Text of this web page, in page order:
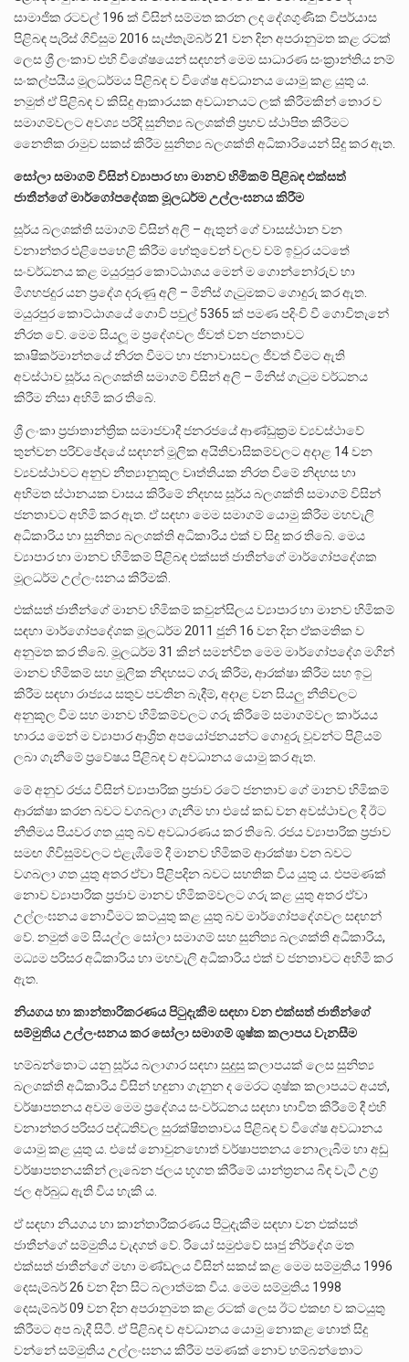
සාමාජික රටවල් 196 ක් විසින් සම්මත කරන ලද දේශගුණික විපර්යාස
පිළිබඳ පැරිස් ගිවිසුම 2016 සැප්තැම්බර් 21 වන දින අපරානුමත කළ රටක්
ලෙස ශ්‍රී ලංකාව එහි විශේෂයෙන් සඳහන් මෙම සාධාරණ සංක්‍රාන්තිය නම්
සංකල්පයීය මූලධර්මය පිළිබඳ ව විශේෂ අවධානය යොමු කළ යුතු ය.
නමුත් ඒ පිළිබඳ ව කිසිදු ආකාරයක අවධානයට ලක් කිරීමකින් තොර ව
සමාගම්වලට අවශ්‍ය පරිදි සුනිත්‍ය බලශක්ති ප්‍රභව ස්ථාපිත කිරීමට
නෛතික රාමුව සකස් කිරීම සුනිත්‍ය බලශක්ති අධිකාරියෙන් සිදු කර ඇත.
සෝලා සමාගම් විසින් ව්‍යාපාර හා මානව හිමිකම් පිළිබඳ එක්සත්
ජාතීන්ගේ මාර්ගෝපදේශක මූලධර්ම උල්ලංඝනය කිරීම
සූර්ය බලශක්ති සමාගම් විසින් අලි – ඇතුන් ගේ වාසස්ථාන වන
වනාන්තර එළිපෙහෙළි කිරීම හේතුවෙන් වලව වම් ඉවුර යටතේ
සංවර්ධනය කළ මයුරපුර කොට්ඨාශය මෙන් ම ගොන්නෝරුව හා
මීගහජදුර යන ප්‍රදේශ දරුණු අලි – මිනිස් ගැටුමකට ගොදුරු කර ඇත.
මයුරපුර කොට්ඨාශයේ ගොවි පවුල් 5365 ක් පමණ පදිංචි වී ගොවිතැනේ
නිරත වේ. මෙම සියලූ ම ප්‍රදේශවල ජීවත් වන ජනතාවට
කෘෂිකර්මාන්තයේ නිරත වීමට හා ජනාවාසවල ජීවත් වීමට ඇති
අවස්ථාව සූර්ය බලශක්ති සමාගම් විසින් අලි – මිනිස් ගැටුම වර්ධනය
කිරීම නිසා අහිමි කර තිබේ.
ශ්‍රී ලංකා ප්‍රජාතාන්ත්‍රික සමාජවාදී ජනරජයේ ආණ්ඩුක්‍රම ව්‍යවස්ථාවේ
තුන්වන පරිච්ඡේදයේ සඳහන් මූලික අයිතිවාසිකම්වලට අදාළ 14 වන
ව්‍යවස්ථාවට අනුව නීත්‍යානුකූල වෘත්තියක නිරත වීමේ නිදහස හා
අභිමත ස්ථානයක වාසය කිරීමේ නිදහස සූර්ය බලශක්ති සමාගම් විසින්
ජනතාවට අහිමි කර ඇත. ඒ සඳහා මෙම සමාගම් යොමු කිරීම මහවැලි
අධිකාරිය හා සුනිත්‍ය බලශක්ති අධිකාරිය එක් ව සිදු කර තිබේ. මෙය
ව්‍යාපාර හා මානව හිමිකම් පිළිබඳ එක්සත් ජාතීන්ගේ මාර්ගෝපදේශක
මූලධර්ම උල්ලංඝනය කිරීමකි.
එක්සත් ජාතීන්ගේ මානව හිමිකම් කවුන්සිලය ව්‍යාපාර හා මානව හිමිකම්
සඳහා මාර්ගෝපදේශක මූලධර්ම 2011 ජුනි 16 වන දින ඒකමතික ව
අනුමත කර තිබේ. මූලධර්ම 31 කින් සමන්විත මෙම මාර්ගෝපදේශ මගින්
මානව හිමිකම් සහ මූලික නිදහසට ගරු කිරීම, ආරක්ෂා කිරීම සහ ඉටු
කිරීම සඳහා රාජ්‍යය සතුව පවතින බැදීම්, අදාළ වන සියලු නීතිවලට
අනුකූල වීම සහ මානව හිමිකම්වලට ගරු කිරීමේ සමාගම්වල කාර්යය
භාරය මෙන් ම ව්‍යාපාර ආශ්‍රිත අපයෝජනයන්ට ගොදුරු වූවන්ට පිළියම්
ලබා ගැනීමේ ප්‍රවේෂය පිළිබඳ ව අවධානය යොමු කර ඇත.
මේ අනුව රජය විසින් ව්‍යාපාරික ප්‍රජාව රටේ ජනතාව ගේ මානව හිමිකම්
ආරක්ෂා කරන බවට වගබලා ගැනීම හා එසේ කඩ වන අවස්ථාවල දී ඊට
නීතිමය පියවර ගත යුතු බව අවධාරණය කර තිබේ. රජය ව්‍යාපාරික ප්‍රජාව
සමඟ ගිවිසුම්වලට එළැඹීමේ දී මානව හිමිකම් ආරක්ෂා වන බවට
වගබලා ගත යුතු අතර ඒවා පිළිපදින බවට සහතික විය යුතු ය. එපමණක්
නොව ව්‍යාපාරික ප්‍රජාව මානව හිමිකම්වලට ගරු කළ යුතු අතර ඒවා
උල්ලංඝනය නොවීමට කටයුතු කළ යුතු බව මාර්ගෝපදේශවල සඳහන්
වේ. නමුත් මේ සියල්ල සෝලා සමාගම් සහ සුනිත්‍ය බලශක්ති අධිකාරිය,
මධ්‍යම පරිසර අධිකාරිය හා මහවැලි අධිකාරිය එක් ව ජනතාවට අහිමි කර
ඇත.
නියගය හා කාන්තාරීකරණය පිටුදැකීම සඳහා වන එක්සත් ජාතීන්ගේ
සම්මුතිය උල්ලංඝනය කර සෝලා සමාගම් ශුෂ්ක කලාපය වැනසීම
හම්බන්තොට යනු සූර්ය බලාගාර සඳහා සුදුසු කලාපයක් ලෙස සුනිත්‍ය
බලශක්ති අධිකාරිය විසින් හඳුනා ගැනුන ද මෙරට ශුෂ්ක කලාපයට අයත්,
වර්ෂාපතනය අවම මෙම ප්‍රදේශය සංවර්ධනය සඳහා භාවිත කිරීමේ දී එහි
වනාන්තර පරිසර පද්ධතිවල සුරක්ෂිතතාවය පිළිබඳ ව විශේෂ අවධානය
යොමු කළ යුතු ය. එසේ නොවුනහොත් වර්ෂාපතනය නොලැබීම හා අඩු
වර්ෂාපතනයකින් ලැබෙන ජලය භූගත කිරීමේ යාන්ත්‍රනය බිඳ වැටී උග්‍ර
ජල අර්බුධ ඇති විය හැකි ය.
ඒ සඳහා නියගය හා කාන්තාරීකරණය පිටුදැකීම සඳහා වන එක්සත්
ජාතීන්ගේ සම්මුතිය වැදගත් වේ. රියෝ සමුළුවේ සෘජු නිර්දේශ මත
එක්සත් ජාතීන්ගේ මහා මණ්ඩලය විසින් සකස් කළ මෙම සම්මුතිය 1996
දෙසැම්බර් 26 වන දින සිට බලාත්මක විය. මෙම සම්මුතිය 1998
දෙසැම්බර් 09 වන දින අපරානුමත කළ රටක් ලෙස ඊට එකඟ ව කටයුතු
කිරීමට අප බැදී සිටී. ඒ පිළිබඳ ව අවධානය යොමු නොකළ හොත් සිදු
වන්නේ සම්මුතිය උල්ලංඝනය කිරීම පමණක් නොව හම්බන්තොට